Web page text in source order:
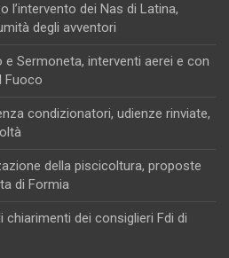
l’intervento dei Nas di Latina,
degli avventori
e Sermoneta, interventi aerei e con
Fuoco
condizionatori, udienze rinviate,
della piscicoltura, proposte
di Formia
chiarimenti dei consiglieri Fdi di